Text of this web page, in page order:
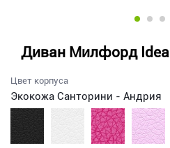
Диван Милфорд Idea
Цвет корпуса
Экокожа Санторини - Андрия